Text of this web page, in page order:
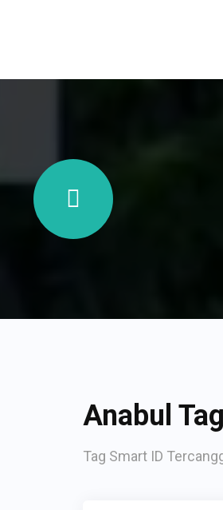
Anabul
Tag Smart ID